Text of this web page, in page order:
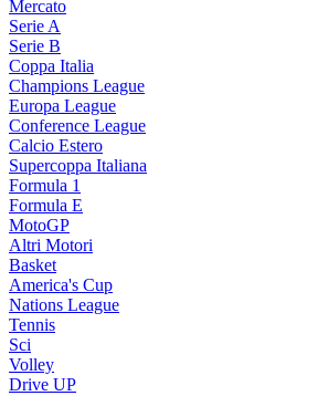
Mercato
Serie A
Serie B
Coppa Italia
Champions League
Europa League
Conference League
Calcio Estero
Supercoppa Italiana
Formula 1
Formula E
MotoGP
Altri Motori
Basket
America's Cup
Nations League
Tennis
Sci
Volley
Drive UP